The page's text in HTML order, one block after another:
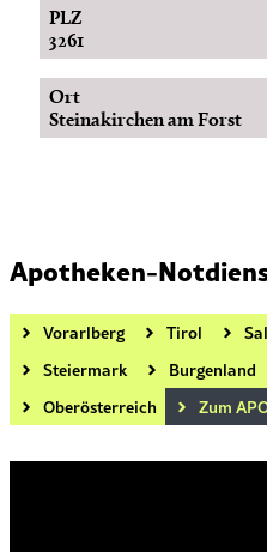
PLZ
3261
Ort
Steinakirchen am Forst
Apotheken-
Vorarlberg Tirol
Steiermark
Burgenland
Oberösterreich
Zum